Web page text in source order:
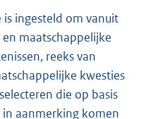
ingesteld om vanuit
maatschappelijke
reeks van
kwesties
die op basis
aanmerking komen